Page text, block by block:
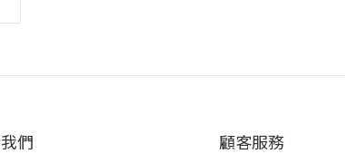
們 顧客服務